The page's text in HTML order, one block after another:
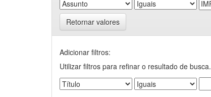
Retornar valores
Adicionar filtros:
Utilizar filtros para refinar o resultado de busca.